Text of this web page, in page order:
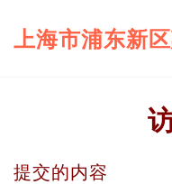
上海市浦东新
提交的内容